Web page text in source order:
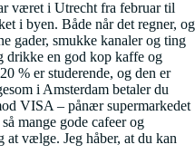
været i Utrecht fra februar til
i byen. Både når det regner, og
gader, smukke kanaler og ting
drikke en god kop kaffe og
% er studerende, og den er
i Amsterdam betaler du
VISA – pånær supermarkedet
mange gode cafeer og
vælge. Jeg håber, at du kan